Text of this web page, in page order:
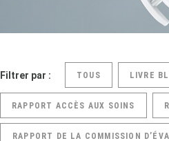
Filtrer par : TOUS LIVRE
RAPPORT ACCÈS AUX SOINS
RAPPORT DE LA COMMISSION